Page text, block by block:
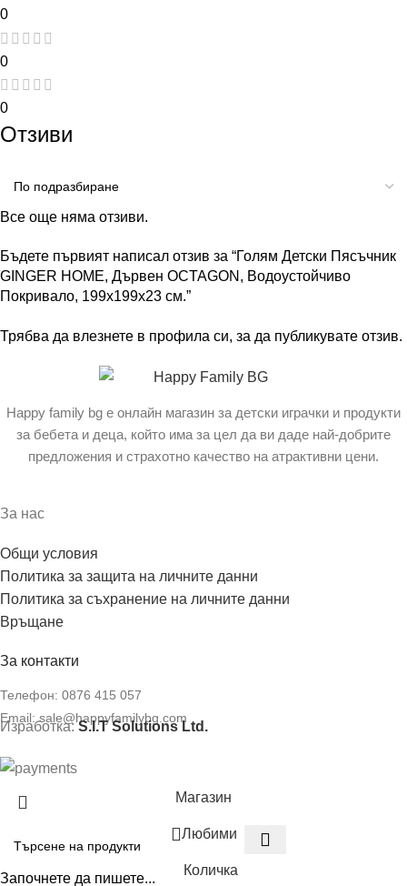
0
0
0
Отзиви
Все още няма отзиви.
Бъдете първият написал отзив за “Голям Детски Пясъчник
GINGER HOME, Дървен OCTAGON, Водоустойчиво
Покривало, 199х199х23 см.”
Трябва да влезнете в профила си, за да публикувате отзив.
Happy family bg е онлайн магазин за детски играчки и продукти
за бебета и деца, който има за цел да ви даде най-добрите
предложения и страхотно качество на атрактивни цени.
За нас
Общи условия
Политика за защита на личните данни
Политика за съхранение на личните данни
Връщане
За контакти
Телефон: 0876 415 057
Email:sale@happyfamilybg.com
Изработка:S.I.T Solutions Ltd.
Започнете да пишете...
Магазин
Любими
Количка